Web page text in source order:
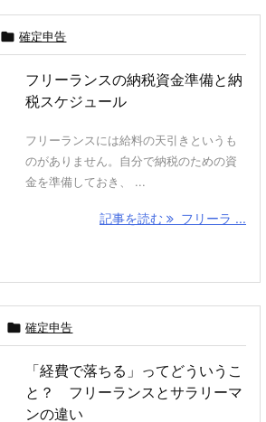
 確定申告
フリーランスの納税資金準備と納
税スケジュール
フリーランスには給料の天引きというも
のがありません。自分で納税のための資
金を準備しておき、 ...
記事を読む フリーラ ...
 確定申告
「経費で落ちる」ってどういうこ
と？ フリーランスとサラリーマ
ンの違い